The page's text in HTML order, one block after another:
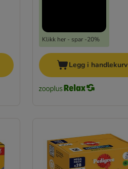
Klikk her - spar -20%
Legg i handlekurv